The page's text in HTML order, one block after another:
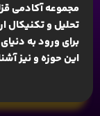
مجموعه آکادمی
تحلیل و تکنیکال
برای ورود به
این حوزه و نیز